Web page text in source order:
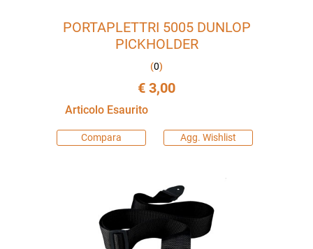
PORTAPLETTRI 5005 DUNLOP
PICKHOLDER
(0)
€ 3,00
Articolo Esaurito
Compara Agg. Wishlist